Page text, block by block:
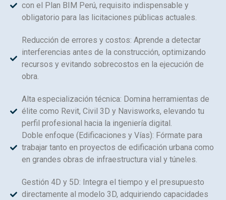
con el Plan BIM Perú, requisito indispensable y
obligatorio para las licitaciones públicas actuales.
Reducción de errores y costos: Aprende a detectar
interferencias antes de la construcción, optimizando
recursos y evitando sobrecostos en la ejecución de
obra.
Alta especialización técnica: Domina herramientas de
élite como Revit, Civil 3D y Navisworks, elevando tu
perfil profesional hacia la ingeniería digital.
Doble enfoque (Edificaciones y Vías): Fórmate para
trabajar tanto en proyectos de edificación urbana como
en grandes obras de infraestructura vial y túneles.
Gestión 4D y 5D: Integra el tiempo y el presupuesto
directamente al modelo 3D, adquiriendo capacidades